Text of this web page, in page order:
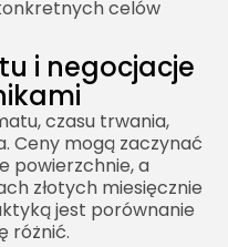
celów
i negocjacje
czasu trwania,
Ceny mogą zaczynać
powierzchnie, a
złotych miesięcznie
jest porównanie
różnić.